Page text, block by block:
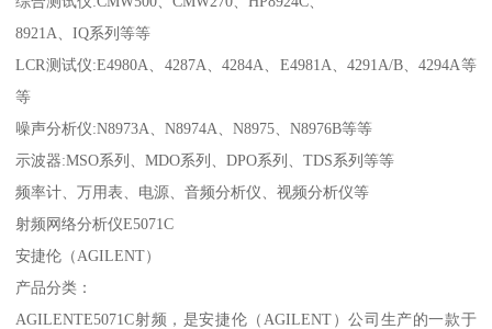
8921A、IQ系列等等
LCR测试仪:E4980A、4287A、4284A、E4981A、4291A/B、4294A等
等
噪声分析仪:N8973A、N8974A、N8975、N8976B等等
示波器:MSO系列、MDO系列、DPO系列、TDS系列等等
频率计、万用表、电源、音频分析仪、视频分析仪等
射频网络分析仪E5071C
安捷伦（AGILENT）
产品分类：
AGILENTE5071C射频，是安捷伦（AGILENT）公司生产的一款于